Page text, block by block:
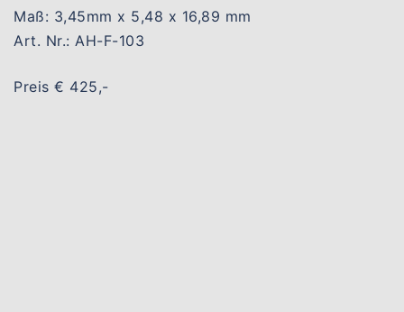
Maß: 3,45mm x 5,48 x 16,89 mm
Art. Nr.: AH-F-103
Preis € 425,-